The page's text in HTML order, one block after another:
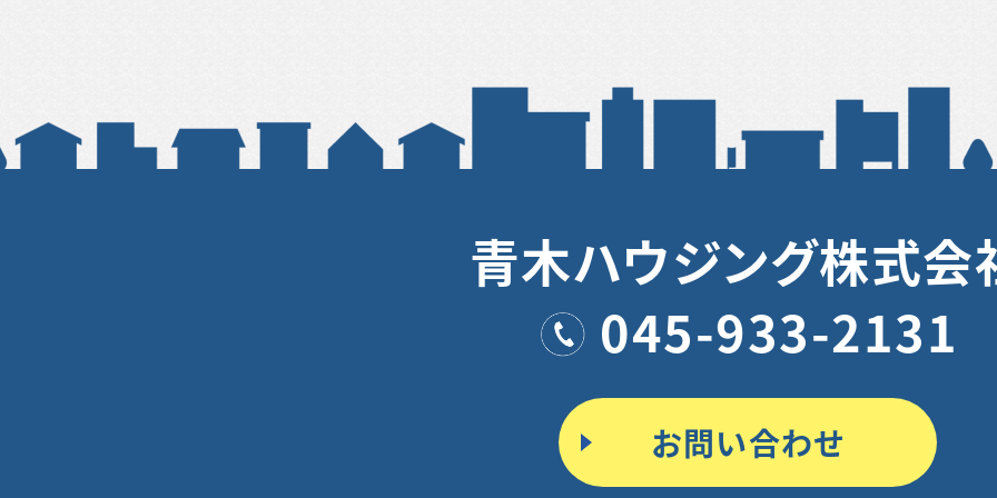
青木ハウジング株式会
045-933-2131
お問い合わせ